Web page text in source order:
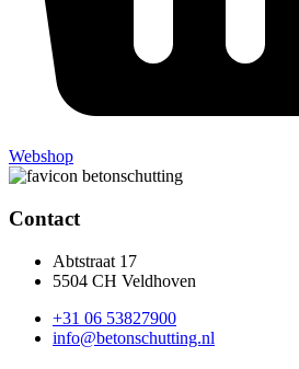
Webshop
Contact
Abtstraat 17
5504 CH Veldhoven
+31 06 53827900
info@betonschutting.nl